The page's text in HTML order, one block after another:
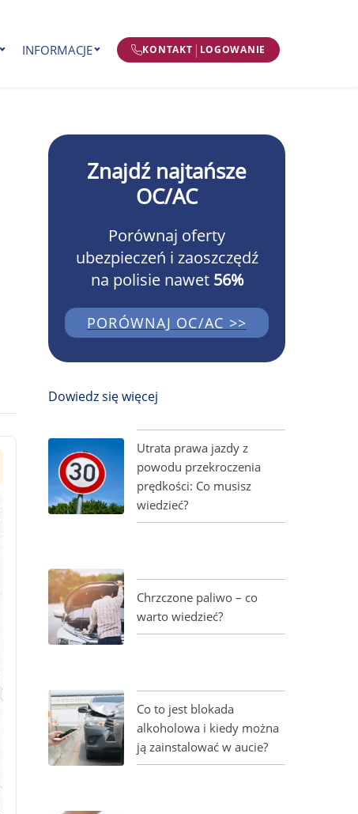
INFORMACJE KONTAKT | LOGOWANIE
Znajdź najtańsze
OC/AC
Porównaj oferty
ubezpieczeń i zaoszczędź
na polisie nawet 56%
PORÓWNAJ OC/AC >>
Dowiedz się więcej
Utrata prawa jazdy z
powodu przekroczenia
prędkości: Co musisz
wiedzieć?
Chrzczone paliwo – co
warto wiedzieć?
Co to jest blokada
alkoholowa i kiedy można
ją zainstalować w aucie?